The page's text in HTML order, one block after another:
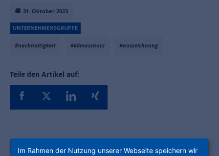
31. Oktober 2023
UNTERNEHMENSGRUPPE
#nachhaltigkeit #klimaschutz #auszeichnung
Teile den Artikel auf:
Im Rahmen der Nutzung unserer Webseite speichern wir